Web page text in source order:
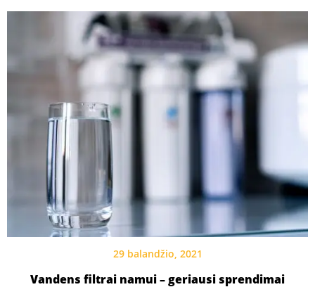
29 balandžio, 2021
Vandens filtrai namui – geriausi sprendimai